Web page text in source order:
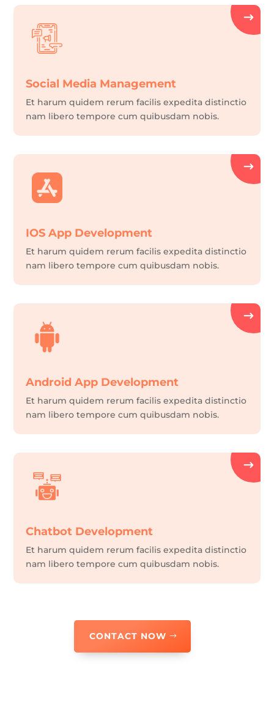
Social Media Management
Et harum quidem rerum facilis expedita distinctio
nam libero tempore cum quibusdam nobis.
IOS App Development
Et harum quidem rerum facilis expedita distinctio
nam libero tempore cum quibusdam nobis.
Android App Development
Et harum quidem rerum facilis expedita distinctio
nam libero tempore cum quibusdam nobis.
Chatbot Development
Et harum quidem rerum facilis expedita distinctio
nam libero tempore cum quibusdam nobis.
CONTACT NOW